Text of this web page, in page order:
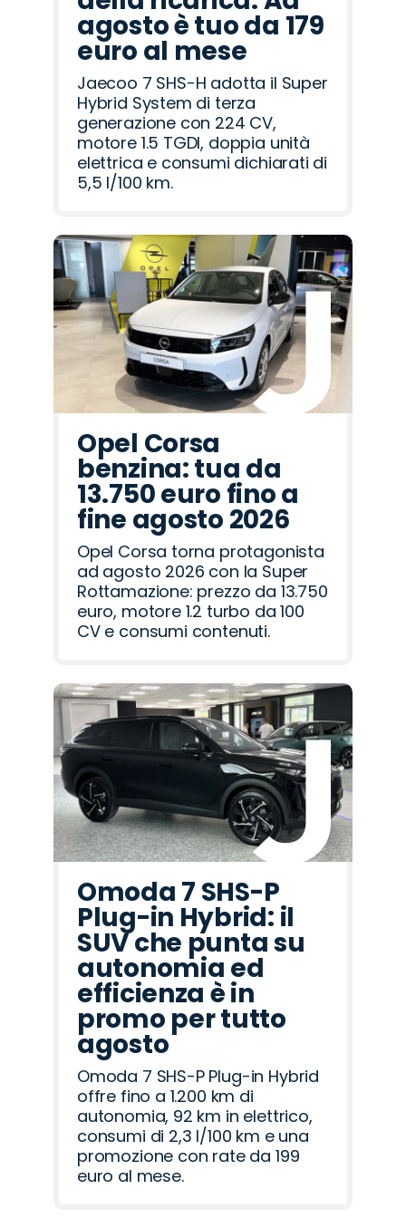
agosto è tuo da 179
euro al mese
Jaecoo 7 SHS-H adotta il Super
Hybrid System di terza
generazione con 224 CV,
motore 1.5 TGDI, doppia unità
elettrica e consumi dichiarati di
5,5 l/100 km.
Opel Corsa
benzina: tua da
13.750 euro fino a
fine agosto 2026
Opel Corsa torna protagonista
ad agosto 2026 con la Super
Rottamazione: prezzo da 13.750
euro, motore 1.2 turbo da 100
CV e consumi contenuti.
Omoda 7 SHS-P
Plug-in Hybrid: il
SUV che punta su
autonomia ed
efficienza è in
promo per tutto
agosto
Omoda 7 SHS-P Plug-in Hybrid
offre fino a 1.200 km di
autonomia, 92 km in elettrico,
consumi di 2,3 l/100 km e una
promozione con rate da 199
euro al mese.